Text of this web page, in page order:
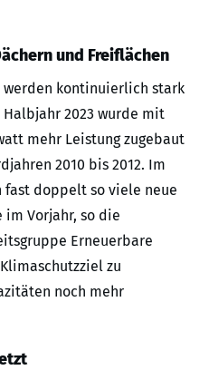
und Freiflächen
werden kontinuierlich stark
2023 wurde mit
mehr Leistung zugebaut
2010 bis 2012. Im
fast doppelt so viele neue
Vorjahr, so die
Erneuerbare
zu
noch mehr